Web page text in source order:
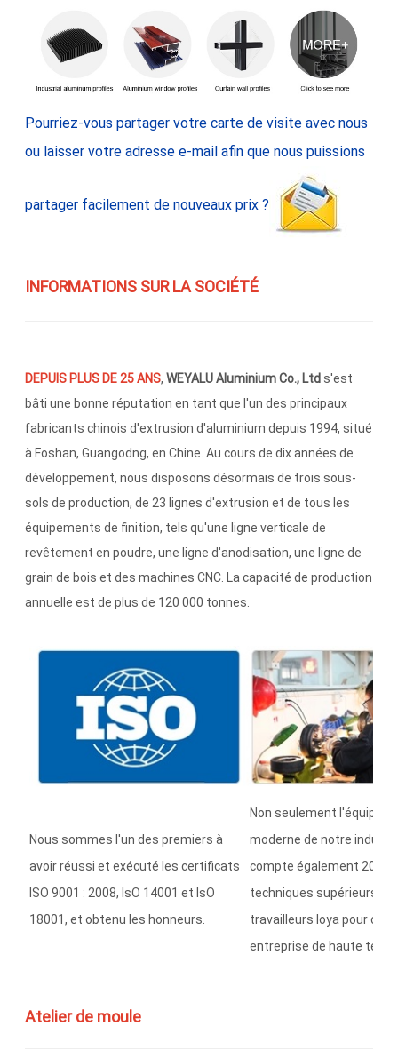
Pourriez-vous partager votre carte de visite avec nous
ou laisser votre adresse e-mail afin que nous puissions
partager facilement de nouveaux prix ?
INFORMATIONS SUR LA SOCIÉTÉ
DEPUIS PLUS DE 25 ANS,WEYALU Aluminium Co., Ltds'est
bâti une bonne réputation en tant que l'un des principaux
fabricants chinois d'extrusion d'aluminium depuis 1994, situé
à Foshan, Guangodng, en Chine. Au cours de dix années de
développement, nous disposons désormais de trois sous-
sols de production, de 23 lignes d'extrusion et de tous les
équipements de finition, tels qu'une ligne verticale de
revêtement en poudre, une ligne d'anodisation, une ligne de
grain de bois et des machines CNC. La capacité de production
annuelle est de plus de 120 000 tonnes.
Nous sommes l'un des premiers à
avoir réussi et exécuté les certificats
ISO 9001 : 2008, IsO 14001 et IsO
18001, et obtenu les honneurs.
Non seulement
moderne de notre
compte également 200
techniques supérieurs et
travailleurs loya pour
entreprise de haute
Atelier de moule